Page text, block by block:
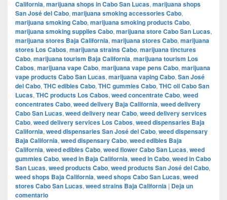
California, marijuana shops in Cabo San Lucas, marijuana shops
San José del Cabo, marijuana smoking accessories Cabo,
marijuana smoking Cabo, marijuana smoking products Cabo,
marijuana smoking supplies Cabo, marijuana store Cabo San Lucas,
marijuana stores Baja California, marijuana stores Cabo, marijuana
stores Los Cabos, marijuana strains Cabo, marijuana tinctures
Cabo, marijuana tourism Baja California, marijuana tourism Los
Cabos, marijuana vape Cabo, marijuana vape pens Cabo, marijuana
vape products Cabo San Lucas, marijuana vaping Cabo, San José
del Cabo, THC edibles Cabo, THC gummies Cabo, THC oil Cabo San
Lucas, THC products Los Cabos, weed concentrate Cabo, weed
concentrates Cabo, weed delivery Baja California, weed delivery
Cabo San Lucas, weed delivery near Cabo, weed delivery services
Cabo, weed delivery services Los Cabos, weed dispensaries Baja
California, weed dispensaries San José del Cabo, weed dispensary
Baja California, weed dispensary Cabo, weed edibles Baja
California, weed edibles Cabo, weed flower Cabo San Lucas, weed
gummies Cabo, weed in Baja California, weed in Cabo, weed in Cabo
San Lucas, weed products Cabo, weed products San José del Cabo,
weed shops Baja California, weed shops Cabo San Lucas, weed
stores Cabo San Lucas, weed strains Baja California | Deja un
comentario